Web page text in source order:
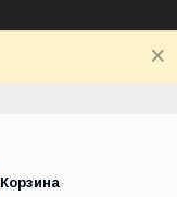
Корзина